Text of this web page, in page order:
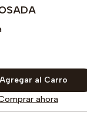
Agregar al Carro
ahora